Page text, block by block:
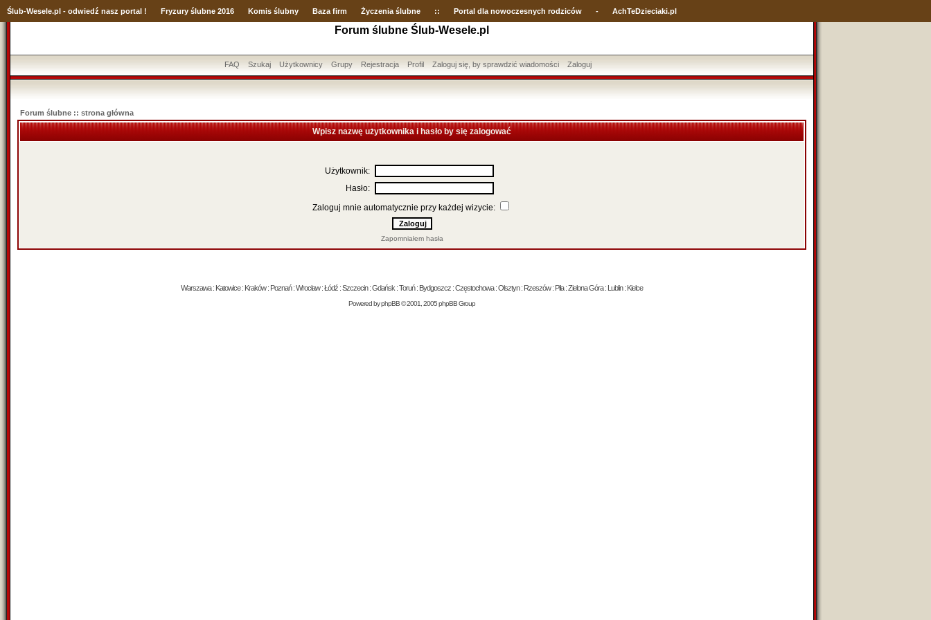
Ślub-Wesele.pl - odwiedź nasz portal ! Fryzury ślubne 2016 Komis ślubny Baza firm Życzenia ślubne :: Portal dla nowoczesnych rodziców - AchTeDzieciaki.pl
Forum ślubne Ślub-Wesele.pl
FAQ Szukaj Użytkownicy Grupy Rejestracja Profil Zaloguj się, by sprawdzić wiadomości Zaloguj
Forum ślubne :: strona główna
Wpisz nazwę użytkownika i hasło by się zalogować
Użytkownik:
Hasło:
Zaloguj mnie automatycznie przy każdej wizycie:
Zapomniałem hasła
Warszawa : Katowice : Kraków : Poznań : Wrocław : Łódź : Szczecin : Gdańsk : Toruń : Bydgoszcz : Częstochowa : Olsztyn : Rzeszów : Piła : Zielona Góra : Lublin : Kielce
Powered byphpBB© 2001, 2005 phpBB Group